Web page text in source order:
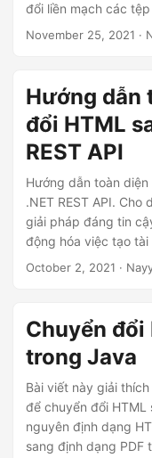
đổi liền mạch các
vẫn giữ nguyên nội
giá trị. Chúng tôi sẽ
pháp hay nhất để
định dạng HTML
truy cập và di động
November 25, 2021 ·
Hướng dẫn
đổi HTML
REST API
Hướng dẫn toàn
.NET REST API.
giải pháp đáng tin
động hóa việc tạo tài
cấp cho bạn những
chuyên nghiệp, có
October 2, 2021 ·
Chuyển đổi
trong Java
Bài viết này giải
để chuyển đổi HTML
nguyên định dạng
sang định dạng PDF